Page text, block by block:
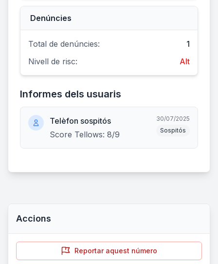
Denúncies
Total de denúncies:
1
Nivell de risc:
Alt
Informes dels usuaris
Telèfon sospitós
Score Tellows: 8/9
30/07/2025
Sospitós
Accions
Reportar aquest número